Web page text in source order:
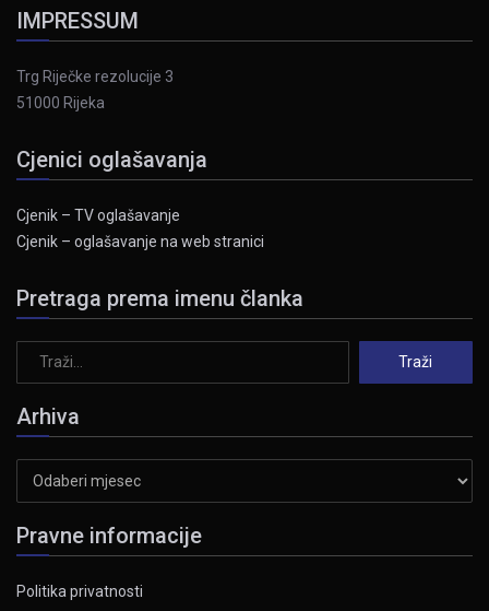
IMPRESSUM
Trg Riječke rezolucije 3
51000 Rijeka
Cjenici oglašavanja
Cjenik – TV oglašavanje
Cjenik – oglašavanje na web stranici
Pretraga prema imenu članka
Arhiva
Pravne informacije
Politika privatnosti